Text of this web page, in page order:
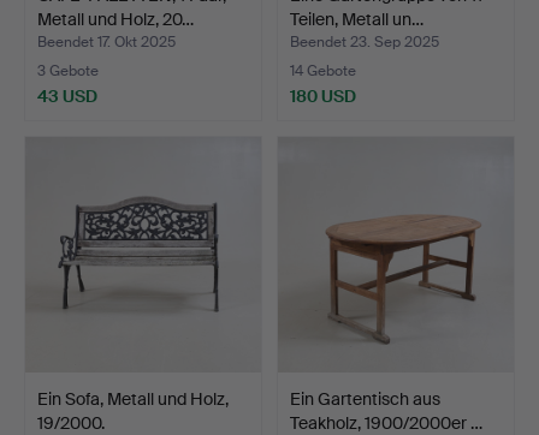
Metall und Holz, 20…
Beendet 17. Okt 2025
3 Gebote
43 USD
Teilen, Metall un…
Beendet 23. Sep 2025
14 Gebote
180 USD
Ein Sofa, Metall und Holz,
19/2000.
Ein Gartentisch aus
Teakholz, 1900/2000er …